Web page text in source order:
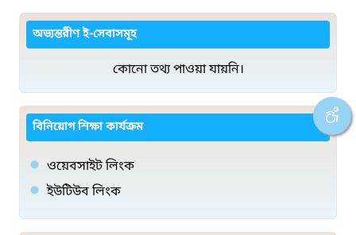
অভ্যন্তরীণ ই-সেবাসমূহ
কোনো তথ্য পাওয়া যায়নি।
বিনিয়োগ শিক্ষা কার্যক্রম
ওয়েবসাইট লিংক
ইউটিউব লিংক